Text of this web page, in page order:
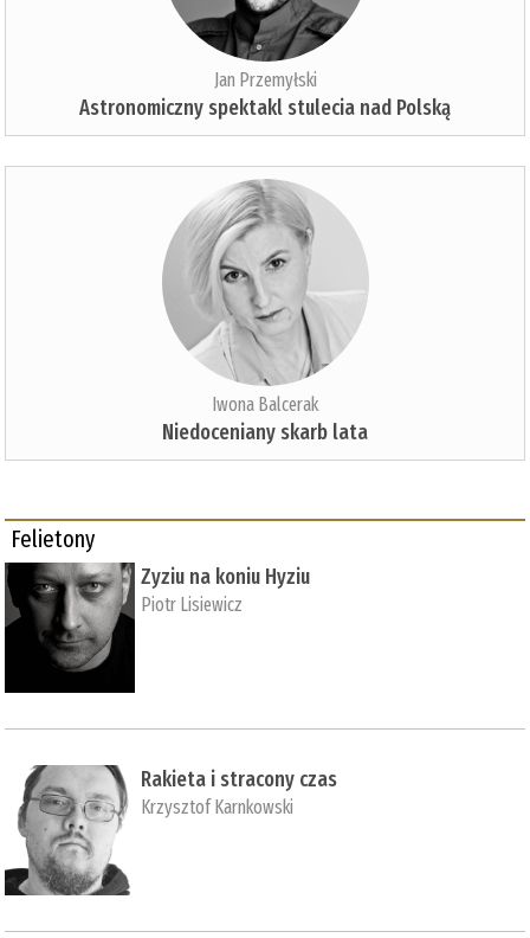
Jan Przemyłski
Astronomiczny spektakl stulecia nad Polską
Iwona Balcerak
Niedoceniany skarb lata
Felietony
Zyziu na koniu Hyziu
Piotr Lisiewicz
Rakieta i stracony czas
Krzysztof Karnkowski